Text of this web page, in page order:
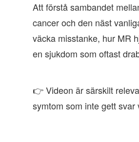
Att förstå sambandet
cancer och den näst
väcka misstanke, hur MR
en sjukdom som oftast
👉 Videon är särskilt
symtom som inte gett